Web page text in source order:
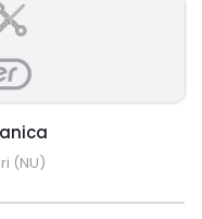
(NU)